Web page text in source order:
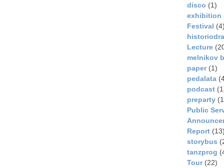
disco (1)
exhibition
Festival
Lecture
melnikov
paper(1)
pedalata
podcast
preparty
Public
Report
storybus
tanzprog
Tour(22)